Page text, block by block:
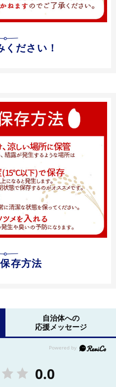
ください！
存方法
自治体への
応援メッセージ
0.0